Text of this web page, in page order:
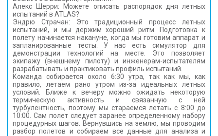
Алекс Шерри: Можете описать распорядок дня летных
испытаний в ATLAS?
Эндрю Страчан: Это традиционный процесс летных
испытаний, и мы держим хороший ритм. Подготовка к
полету начинается накануне, когда мы готовим аппарат и
запланированные тесты. У нас есть симулятор для
демонстрации технологий на месте. Это позволяет
экипажу (внешнему пилоту) и инженерам-испытателям
разрабатывать и практиковать профиль испытаний.
Команда собирается около 6:30 утра, так как мы, как
правило, летаем рано утром из-за идеальных летных
условий. Ближе к вечеру можно ожидать некоторую
термическую активность и связанную с ней
турбулентность, поэтому мы стараемся летать с 8:00 до
10:00. Сам полет следует заранее определенному набору
процедурных шагов. Вернувшись на землю, мы проводим
разбор полетов и собираем все данные для анализа и